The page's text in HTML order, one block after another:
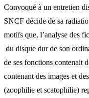
Convoqué à un entretien
SNCF décide de sa
motifs que, l’analyse des
du disque dur de son
de ses fonctions contenait
contenant des images et
(zoophilie et scatophilie)